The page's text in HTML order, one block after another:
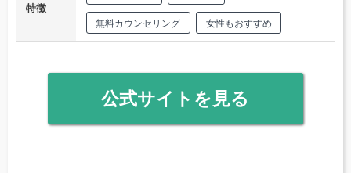
特徴
無料カウンセリング 女性もおすすめ
公式サイトを見る